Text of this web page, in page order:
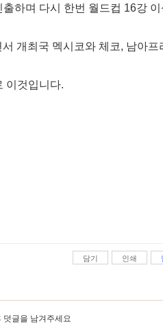
하며 다시 한번 월드컵 16강
개최국 멕시코와 체코, 남아프
이것입니다.
담기 인쇄
덧글을 남겨주세요